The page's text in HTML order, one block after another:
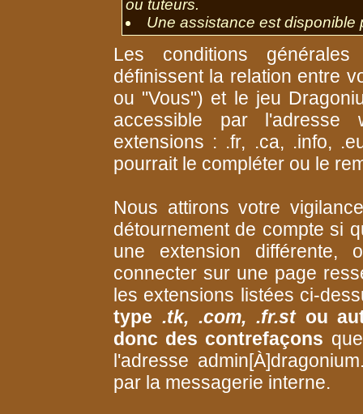
ou tuteurs.
Une assistance est disponible
Les conditions
définissent la relation entre
ou "Vous") et le jeu
accessible par l'adresse
extensions : .fr, .ca, .info,
pourrait le compléter ou le
Nous attirons votre
détournement de compte si
une extension différente,
connecter sur une page
les extensions listées ci-
type .tk, .com, .fr.stou
donc des contrefaçons
l'adresse
par la messagerie interne.